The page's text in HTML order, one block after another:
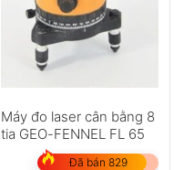
Máy đo laser cân bằng 8
tia GEO-FENNEL FL 65
Đã bán 829